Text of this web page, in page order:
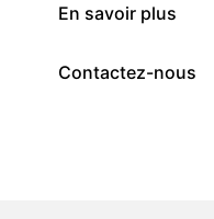
En savoir plus
Contactez-nous